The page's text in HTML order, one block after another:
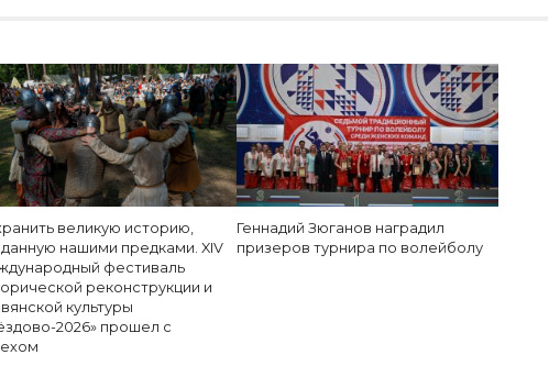
великую историю,
нашими предками. XIV
фестиваль
реконструкции и
культуры
2026» прошел с
Геннадий Зюганов наградил
призеров турнира по волейболу